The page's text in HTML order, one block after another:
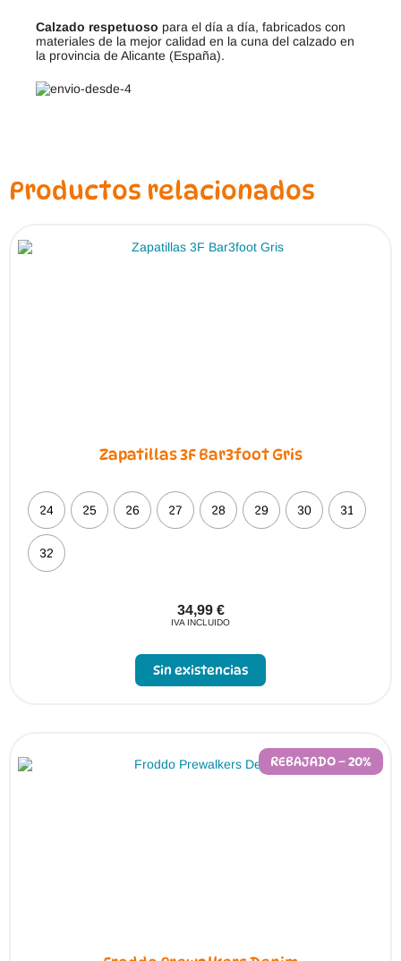
Calzado respetuoso para el día a día, fabricados con
materiales de la mejor calidad en la cuna del calzado en
la provincia de Alicante (España).
Productos relacionados
Zapatillas 3F Bar3foot Gris
24 25 26 27 28 29 30 31
32
34,99 €
IVA INCLUIDO
Sin existencias
REBAJADO – 20%